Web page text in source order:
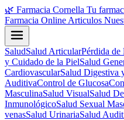
🌿 Farmacia Cornella Tu
Farmacia Online Articulos
SaludSalud ArticularPérdida de
y Cuidado de la PielSalud
CardiovascularSalud Digestiva
AuditivaControl de Glucosa
MasculinaSalud VisualSalud
InmunológicoSalud Sexual
venasSalud UrinariaSalud